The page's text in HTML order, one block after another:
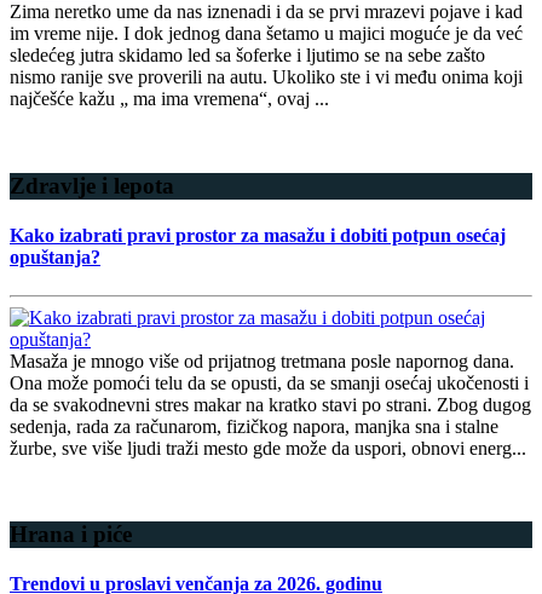
Zima neretko ume da nas iznenadi i da se prvi mrazevi pojave i kad
im vreme nije. I dok jednog dana šetamo u majici moguće je da već
sledećeg jutra skidamo led sa šoferke i ljutimo se na sebe zašto
nismo ranije sve proverili na autu. Ukoliko ste i vi među onima koji
najčešće kažu „ ma ima vremena“, ovaj ...
Zdravlje i lepota
Kako izabrati pravi prostor za masažu i dobiti potpun osećaj
opuštanja?
Masaža je mnogo više od prijatnog tretmana posle napornog dana.
Ona može pomoći telu da se opusti, da se smanji osećaj ukočenosti i
da se svakodnevni stres makar na kratko stavi po strani. Zbog dugog
sedenja, rada za računarom, fizičkog napora, manjka sna i stalne
žurbe, sve više ljudi traži mesto gde može da uspori, obnovi energ...
Hrana i piće
Trendovi u proslavi venčanja za 2026. godinu